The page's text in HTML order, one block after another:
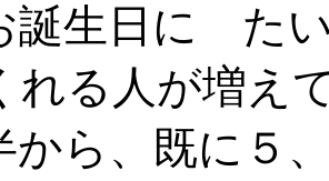
誕生日に た
れる人が増え
から、既に５